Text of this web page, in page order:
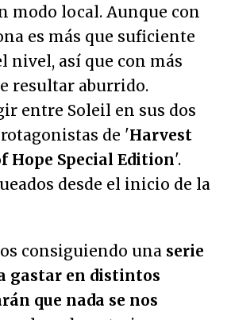
modo local. Aunque con
es más que suficiente
nivel, así que con más
resultar aburrido.
entre Soleil en sus dos
de 'Harvest
Hope Special Edition'.
desde el inicio de la
consiguiendo una serie
gastar en distintos
que nada se nos